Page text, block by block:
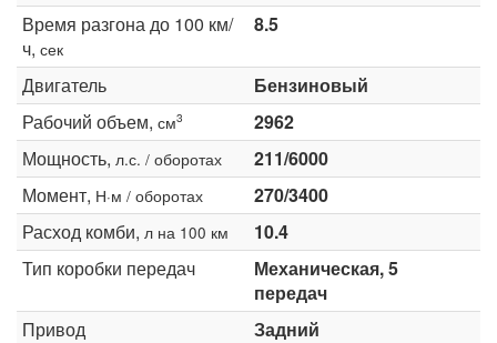
Время разгона до 100 км/
ч, сек
8.5
Двигатель
Бензиновый
Рабочий объем, см3
2962
Мощность, л.с. / оборотах
211/6000
Момент, Н·м / оборотах
270/3400
Расход комби, л на 100 км
10.4
Тип коробки передач
Механическая, 5
передач
Привод
Задний